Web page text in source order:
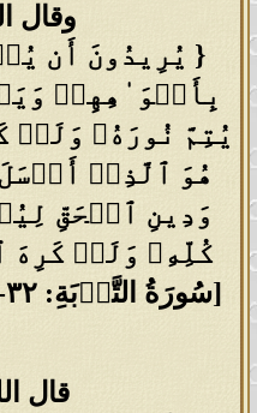
وقال
{ یُرِیدُونَ أَن
بِأَفۡوَ ٰ⁠هِهِمۡ
هُوَ ٱلَّذِیۤ
وَدِینِ ٱلۡحَقِّ
كُلِّهِۦ وَلَوۡ كَرِهَ
[سُورَةُ التَّوۡبَةِ: ٣٢-٣٣]صدق الله العظيم
قال